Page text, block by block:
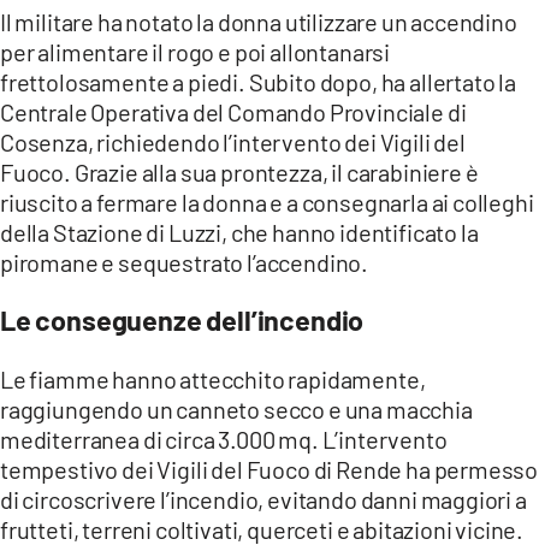
ILVIBONESE.IT
CATANZAROCHANNEL.IT
LACAPITALENEWS.IT
App
ANDROID
Il militare ha notato la donna utilizzare un accendino
per alimentare il rogo e poi allontanarsi
frettolosamente a piedi. Subito dopo, ha allertato la
Centrale Operativa del Comando Provinciale di
Cosenza, richiedendo l’intervento dei Vigili del
Fuoco. Grazie alla sua prontezza, il carabiniere è
riuscito a fermare la donna e a consegnarla ai colleghi
della Stazione di Luzzi, che hanno identificato la
piromane e sequestrato l’accendino.
Le conseguenze dell’incendio
Le fiamme hanno attecchito rapidamente,
raggiungendo un canneto secco e una macchia
mediterranea di circa 3.000 mq. L’intervento
tempestivo dei Vigili del Fuoco di Rende ha permesso
di circoscrivere l’incendio, evitando danni maggiori a
frutteti, terreni coltivati, querceti e abitazioni vicine.